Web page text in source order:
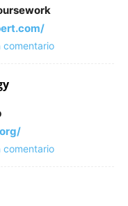
comentario
comentario